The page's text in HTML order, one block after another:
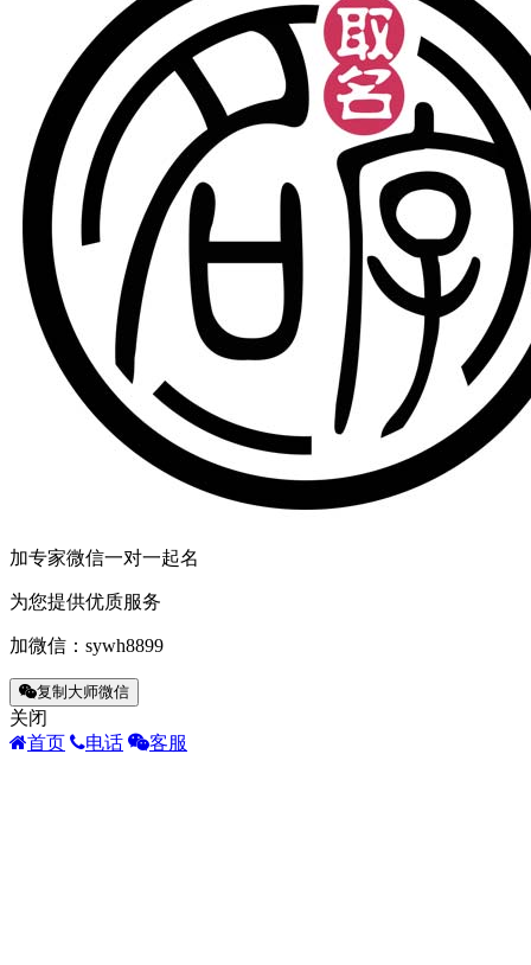
加专家微信一对一起名
为您提供优质服务
加微信： sywh8899
复制大师微信
关闭
首页
电话 客服